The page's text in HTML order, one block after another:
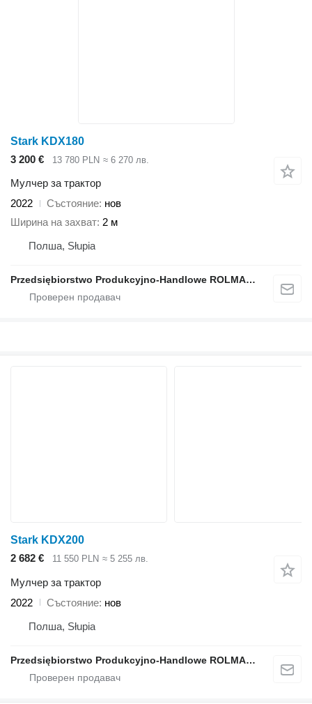
Stark KDX180
3 200 €
13 780 PLN ≈ 6 270 лв.
Мулчер за трактор
2022
Състояние нов
Ширина на захват 2 м
Полша, Słupia
Przedsiębiorstwo Produkcyjno-Handlowe ROLMAPOL Marcin Dziekan
Stark KDX200
2 682 €
11 550 PLN ≈ 5 255 лв.
Мулчер за трактор
2022
Състояние нов
Полша, Słupia
Przedsiębiorstwo Produkcyjno-Handlowe ROLMAPOL Marcin Dziekan